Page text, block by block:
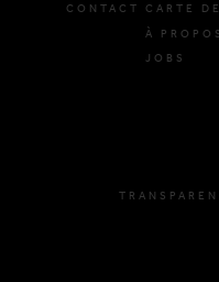
CONTACT CARTE
À
JOBS